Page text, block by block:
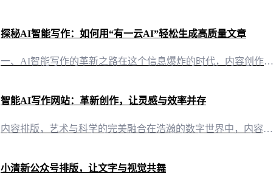
探秘AI智能写作：如何用“有一云AI”轻松生成高质量文章
一、AI智能写作的革新之路在这个信息爆炸的时代，内容创作已成为自媒体创作者的核心竞争力。而“有一云AI”作为一款创新型AI智能写作+排版软件，以其卓越的AI技术服务，为自媒体创作者开启了一条全新的创作之路。 二、内容排版：千款皮肤，一触即达“有一云AI”在内容排版方面独具匠心，提供包含标题、内容、图文、分隔、引导五大类数千款装修皮肤。无论是简洁明快的风格，还是图文并茂的视觉盛宴，都能在这里找到心
智能AI写作网站：革新创作，让灵感与效率并存
内容排版，艺术与科学的完美融合在浩瀚的数字世界中，内容的排版如同灵魂的展现。有一云AI，以其独到的设计理念，为自媒体创作者提供了数千款装修皮肤，涵盖标题、内容、图文、分隔、引导等五大类，将艺术与科学巧妙融合，让每一篇文章都如同一幅精美的画作。 创作平台，跨界的桥梁有一云AI，不仅仅是一款AI智能写作软件，它更是连接各大自媒体平台的桥梁。无论是公众号、头条号，还是小红书、百家号，乃至知乎、企鹅号，
小清新公众号排版，让文字与视觉共舞